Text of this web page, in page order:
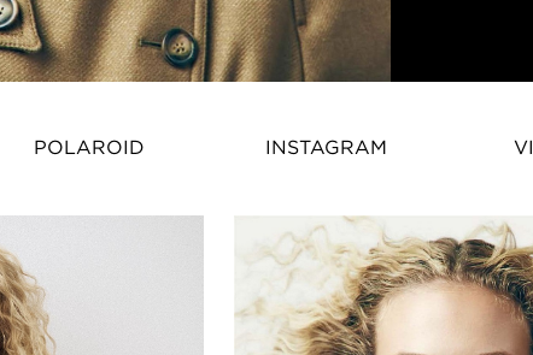
POLAROID INSTAGRAM